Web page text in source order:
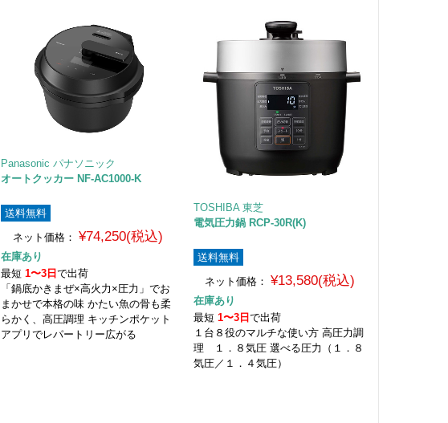
Panasonic パナソニック
オートクッカー NF-AC1000-K
送料無料
ネット価格： ¥74,250(税込)
在庫あり
最短1〜3日で出荷
「鍋底かきまぜ×高火力×圧力」でお
まかせで本格の味 かたい魚の骨も柔
らかく、高圧調理 キッチンポケット
アプリでレパートリー広がる
TOSHIBA 東芝
電気圧力鍋 RCP-30R(K)
送料無料
ネット価格： ¥13,580(税込)
在庫あり
最短 1〜3日 で出荷
１台８役のマルチな使い方 高圧力調
理 １．８気圧 選べる圧力（１．８
気圧／１．４気圧）